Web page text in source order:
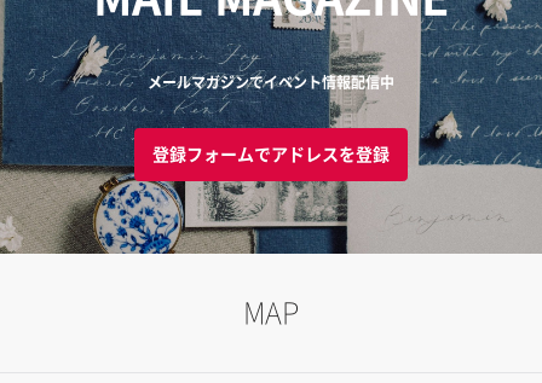
メールマガジンでイベント情報配信中
登録フォームでアドレスを登録
MAP